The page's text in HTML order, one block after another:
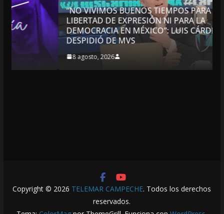
“NO VIVIMOS BUENOS TIEMPOS PARA LA
LIBERTAD DE EXPRESIÓN NI PARA LA
DEMOCRACIA EN MÉXICO”: LUIS CÁRDENAS; SE
DESPIDIÓ DE MVS
8 agosto, 2026
Copyright © 2026 TELEMAR CAMPECHE. Todos los derechos
reservados.